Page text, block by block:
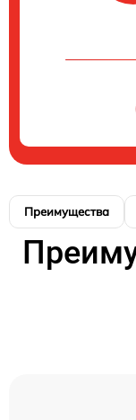
Преимущества